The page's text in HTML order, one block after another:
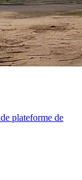
plateforme de